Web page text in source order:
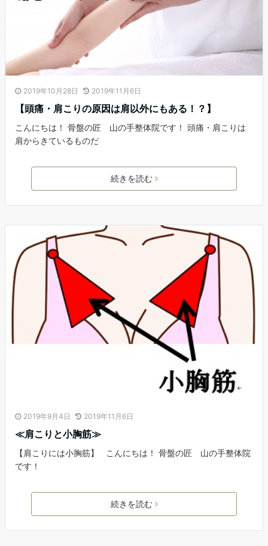
2019年10月28日 2019年11月6日
【頭痛・肩こりの原因は肩以外にもある！？】
こんにちは！ 骨盤の匠 山の手整体院です！ 頭痛・肩こりは
肩からきているものだ
続きを読む
2019年9月4日 2019年11月6日
≪肩こりと小胸筋≫
【肩こりには小胸筋】 こんにちは！ 骨盤の匠 山の手整体院
です！
続きを読む